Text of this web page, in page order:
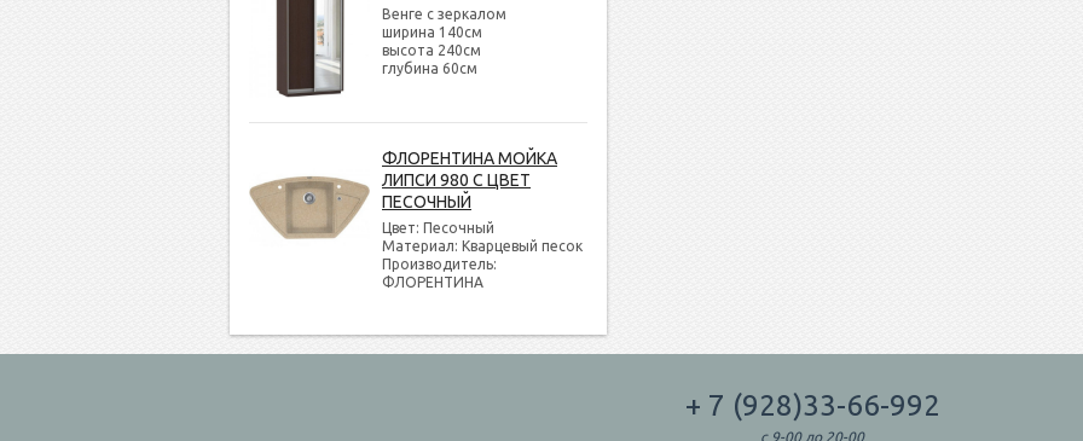
Венге с зеркалом
ширина 140см
высота 240см
глубина 60см
ФЛОРЕНТИНА МОЙКА
ЛИПСИ 980 С ЦВЕТ
ПЕСОЧНЫЙ
Цвет: Песочный
Материал: Кварцевый песок
Производитель:
ФЛОРЕНТИНА
+ 7 (928)33-66-992
с 9-00 до 20-00